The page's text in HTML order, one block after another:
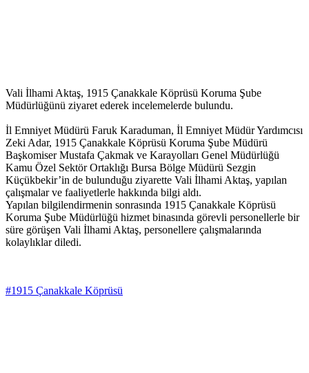
Vali İlhami Aktaş, 1915 Çanakkale Köprüsü Koruma Şube
Müdürlüğünü ziyaret ederek incelemelerde bulundu.
İl Emniyet Müdürü Faruk Karaduman, İl Emniyet Müdür Yardımcısı
Zeki Adar, 1915 Çanakkale Köprüsü Koruma Şube Müdürü
Başkomiser Mustafa Çakmak ve Karayolları Genel Müdürlüğü
Kamu Özel Sektör Ortaklığı Bursa Bölge Müdürü Sezgin
Küçükbekir’in de bulunduğu ziyarette Vali İlhami Aktaş, yapılan
çalışmalar ve faaliyetlerle hakkında bilgi aldı.
Yapılan bilgilendirmenin sonrasında 1915 Çanakkale Köprüsü
Koruma Şube Müdürlüğü hizmet binasında görevli personellerle bir
süre görüşen Vali İlhami Aktaş, personellere çalışmalarında
kolaylıklar diledi.
#1915 Çanakkale Köprüsü